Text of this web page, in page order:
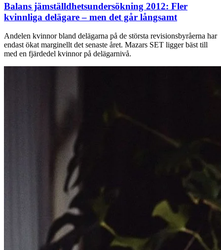
Balans jämställdhets­undersökning 2012: Fler
kvinnliga delägare – men det går långsamt
Andelen kvinnor bland delägarna på de största revisionsbyråerna har
endast ökat marginellt det senaste året. Mazars SET ligger bäst till
med en fjärdedel kvinnor på delägarnivå.